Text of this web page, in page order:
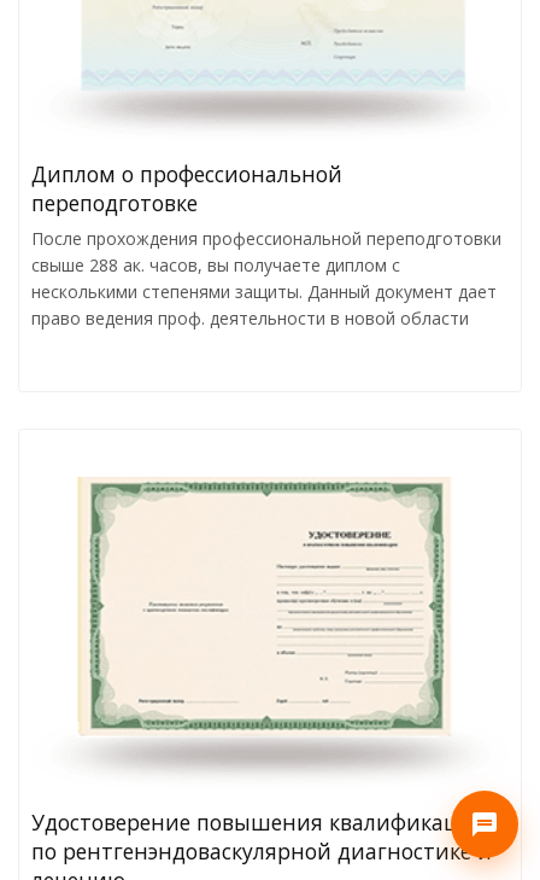
Диплом о профессиональной
переподготовке
После прохождения профессиональной переподготовки
свыше 288 ак. часов, вы получаете диплом с
несколькими степенями защиты. Данный документ дает
право ведения проф. деятельности в новой области
Удостоверение повышения квалификации
по рентгенэндоваскулярной диагностике и